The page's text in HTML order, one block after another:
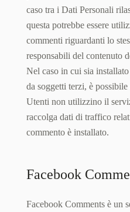
caso tra i Dati Personali
questa potrebbe essere
commenti riguardanti lo
responsabili del contenuto
Nel caso in cui sia
da soggetti terzi, è
Utenti non utilizzino il
raccolga dati di traffico
commento è installato.
Facebook
Facebook Comments è un